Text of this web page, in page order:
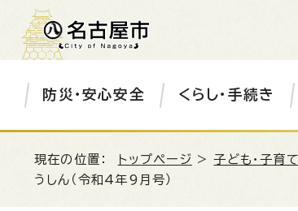
防災・安心安全 くらし・手続き
現在の位置： トップページ >子ども・子育
うしん（令和4年9月号）